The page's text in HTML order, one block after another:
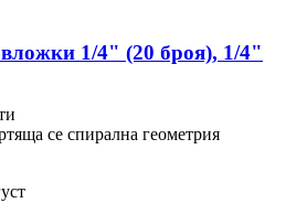
вложки 1/4" (20 броя), 1/4"
се спирална геометрия